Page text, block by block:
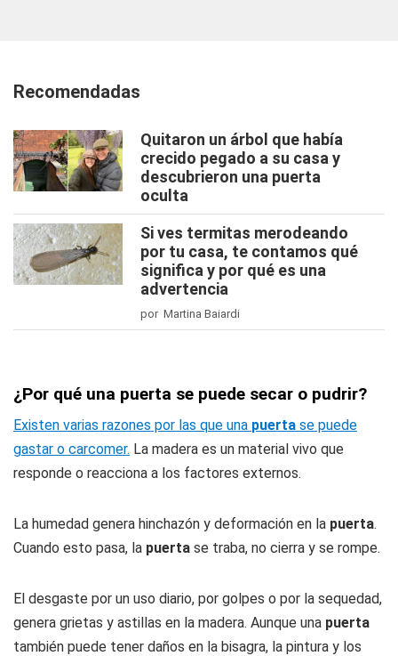
Recomendadas
Quitaron un árbol que había
crecido pegado a su casa y
descubrieron una puerta
oculta
Si ves termitas merodeando
por tu casa, te contamos qué
significa y por qué es una
advertencia
por Martina Baiardi
¿Por qué una puerta se puede secar o pudrir?
Existen varias razones por las que una puerta se puede
gastar o carcomer. La madera es un material vivo que
responde o reacciona a los factores externos.
La humedad genera hinchazón y deformación en la puerta.
Cuando esto pasa, la puerta se traba, no cierra y se rompe.
El desgaste por un uso diario, por golpes o por la sequedad,
genera grietas y astillas en la madera. Aunque una puerta
también puede tener daños en la bisagra, la pintura y los